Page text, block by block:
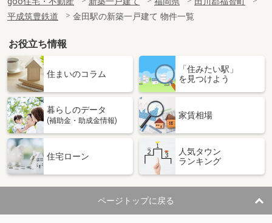
平成筑豊鉄道
金田駅の新築一戸建て 物件一覧
お役立ち情報
住まいのコラム
「住みたい駅」
を見つけよう
暮らしのデータ
(補助金・助成金情報)
家賃相場
住宅ローン
人気タウン
ランキング
ページトップに戻る